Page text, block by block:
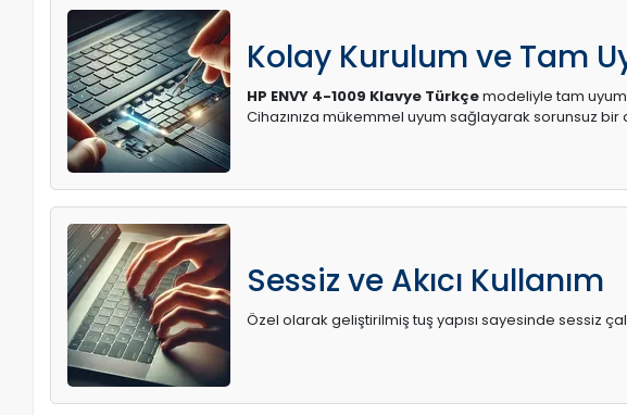
Kolay Kurulum ve Tam
HP ENVY 4-1009 Klavye Türkçemodeliyle tam
Cihazınıza mükemmel uyum sağlayarak sorunsuz
Sessiz ve Akıcı Kullanım
Özel olarak geliştirilmiş tuş yapısı sayesinde sessiz